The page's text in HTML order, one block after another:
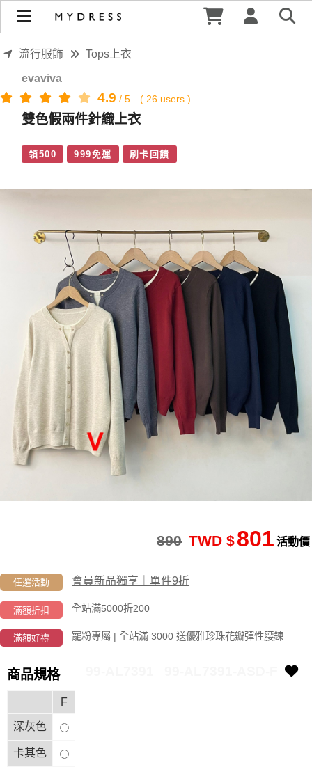
雙色假兩件針織上衣 | MYDRESS 時裳韓風
流行服飾 Tops上衣
evaviva
4.9 / 5 ( 26 users )
雙色假兩件針織上衣
領500 999免運 刷卡回饋
活動價
801
TWD $
890
任選活動 會員新品獨享｜單件9折
滿額折扣 全站滿5000折200
滿額好禮 寵粉專屬 | 全站滿 3000 送優雅珍珠花瓣彈性腰鍊
商品規格
F
深灰色
卡其色